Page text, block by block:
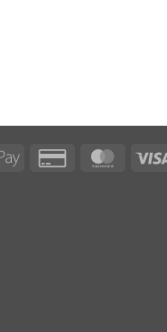
Visa
MasterCard
Credit